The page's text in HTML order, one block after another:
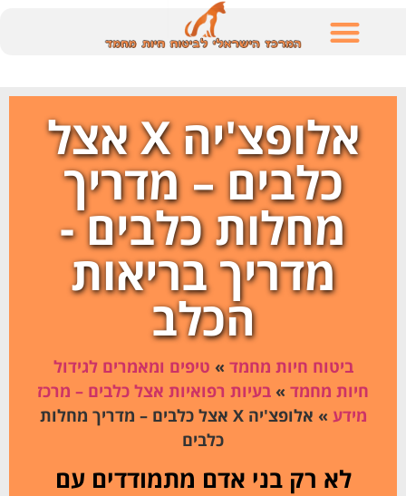
אלופצ'יה X אצל
כלבים – מדריך
מחלות כלבים -
מדריך בריאות
הכלב
ביטוח חיות מחמד » טיפים ומאמרים לגידול
חיות מחמד » בעיות רפואיות אצל כלבים – מרכז
מידע »
אלופצ'יה X אצל כלבים – מדריך מחלות
כלבים
לא רק בני אדם מתמודדים עם